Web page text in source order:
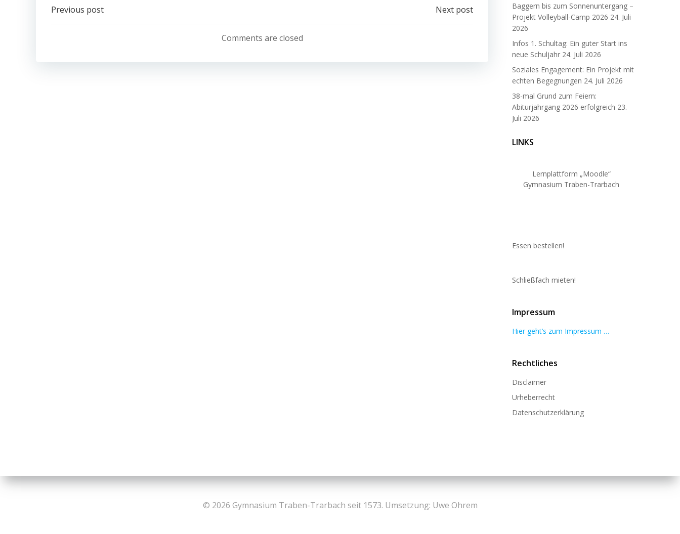
Post
Previous post
navigation
Next post
Comments are closed
Baggern bis zum Sonnenuntergang –
Projekt Volleyball-Camp 2026 24. Juli
2026
Infos 1. Schultag: Ein guter Start ins
neue Schuljahr 24. Juli 2026
Soziales Engagement: Ein Projekt mit
echten Begegnungen 24. Juli 2026
38-mal Grund zum Feiern:
Abiturjahrgang 2026 erfolgreich 23.
Juli 2026
LINKS
Lernplattform „Moodle“
Gymnasium Traben-Trarbach
Essen bestellen!
Schließfach mieten!
Impressum
Hier geht’s zum Impressum …
Rechtliches
Disclaimer
Urheberrecht
Datenschutzerklärung
© 2026 Gymnasium Traben-Trarbach seit 1573. Umsetzung: Uwe Ohrem